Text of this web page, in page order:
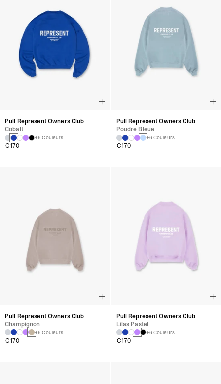
Pull Represent Owners Club
Cobalt
+6 Couleurs
€170
Pull Represent Owners Club
Poudre Bleue
+6 Couleurs
€170
Pull Represent Owners Club
Champignon
+6 Couleurs
€170
Pull Represent Owners Club
Lilas Pastel
+6 Couleurs
€170